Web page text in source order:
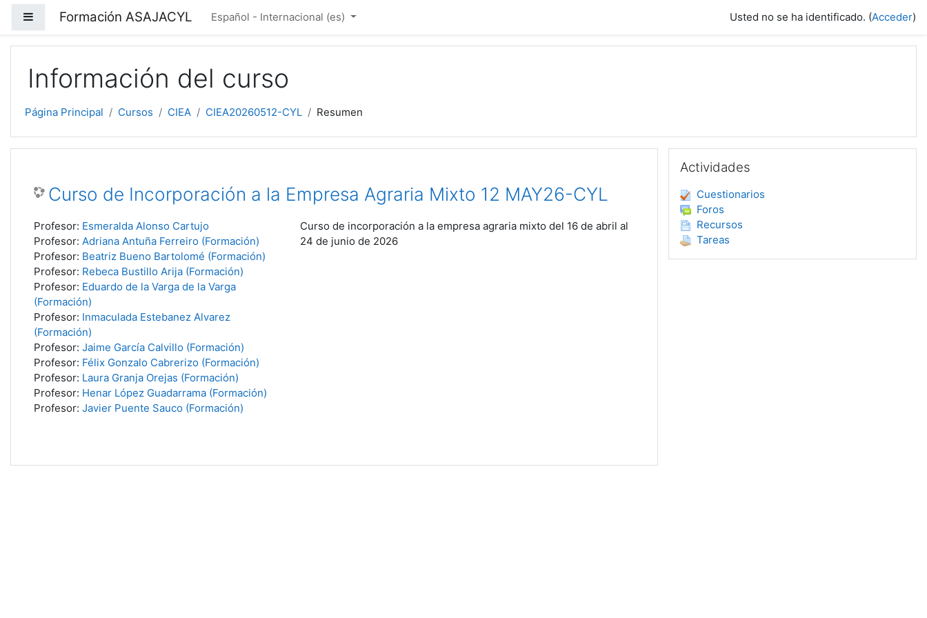
Panel lateral
Formación ASAJACYL Español - Internacional ‎(es)‎ Usted no se ha identificado. (Acceder)
Información del curso
Página Principal Cursos CIEA CIEA20260512-CYL Resumen
Curso de Incorporación a la Empresa Agraria Mixto 12 MAY26-CYL
Curso de incorporación a la empresa agraria mixto del 16 de abril al
24 de junio de 2026
Profesor: Esmeralda Alonso Cartujo
Profesor: Adriana Antuña Ferreiro (Formación)
Profesor: Beatriz Bueno Bartolomé (Formación)
Profesor: Rebeca Bustillo Arija (Formación)
Profesor: Eduardo de la Varga de la Varga
(Formación)
Profesor: Inmaculada Estebanez Alvarez
(Formación)
Profesor: Jaime García Calvillo (Formación)
Profesor: Félix Gonzalo Cabrerizo (Formación)
Profesor: Laura Granja Orejas (Formación)
Profesor: Henar López Guadarrama (Formación)
Profesor: Javier Puente Sauco (Formación)
Actividades
Cuestionarios
Foros
Recursos
Tareas